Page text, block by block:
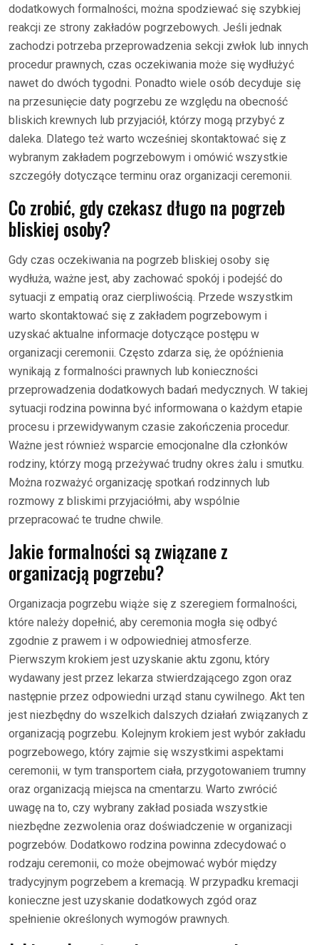
dodatkowych formalności, można spodziewać się szybkiej
reakcji ze strony zakładów pogrzebowych. Jeśli jednak
zachodzi potrzeba przeprowadzenia sekcji zwłok lub innych
procedur prawnych, czas oczekiwania może się wydłużyć
nawet do dwóch tygodni. Ponadto wiele osób decyduje się
na przesunięcie daty pogrzebu ze względu na obecność
bliskich krewnych lub przyjaciół, którzy mogą przybyć z
daleka. Dlatego też warto wcześniej skontaktować się z
wybranym zakładem pogrzebowym i omówić wszystkie
szczegóły dotyczące terminu oraz organizacji ceremonii.
Co zrobić, gdy czekasz długo na pogrzeb
bliskiej osoby?
Gdy czas oczekiwania na pogrzeb bliskiej osoby się
wydłuża, ważne jest, aby zachować spokój i podejść do
sytuacji z empatią oraz cierpliwością. Przede wszystkim
warto skontaktować się z zakładem pogrzebowym i
uzyskać aktualne informacje dotyczące postępu w
organizacji ceremonii. Często zdarza się, że opóźnienia
wynikają z formalności prawnych lub konieczności
przeprowadzenia dodatkowych badań medycznych. W takiej
sytuacji rodzina powinna być informowana o każdym etapie
procesu i przewidywanym czasie zakończenia procedur.
Ważne jest również wsparcie emocjonalne dla członków
rodziny, którzy mogą przeżywać trudny okres żalu i smutku.
Można rozważyć organizację spotkań rodzinnych lub
rozmowy z bliskimi przyjaciółmi, aby wspólnie
przepracować te trudne chwile.
Jakie formalności są związane z
organizacją pogrzebu?
Organizacja pogrzebu wiąże się z szeregiem formalności,
które należy dopełnić, aby ceremonia mogła się odbyć
zgodnie z prawem i w odpowiedniej atmosferze.
Pierwszym krokiem jest uzyskanie aktu zgonu, który
wydawany jest przez lekarza stwierdzającego zgon oraz
następnie przez odpowiedni urząd stanu cywilnego. Akt ten
jest niezbędny do wszelkich dalszych działań związanych z
organizacją pogrzebu. Kolejnym krokiem jest wybór zakładu
pogrzebowego, który zajmie się wszystkimi aspektami
ceremonii, w tym transportem ciała, przygotowaniem trumny
oraz organizacją miejsca na cmentarzu. Warto zwrócić
uwagę na to, czy wybrany zakład posiada wszystkie
niezbędne zezwolenia oraz doświadczenie w organizacji
pogrzebów. Dodatkowo rodzina powinna zdecydować o
rodzaju ceremonii, co może obejmować wybór między
tradycyjnym pogrzebem a kremacją. W przypadku kremacji
konieczne jest uzyskanie dodatkowych zgód oraz
spełnienie określonych wymogów prawnych.